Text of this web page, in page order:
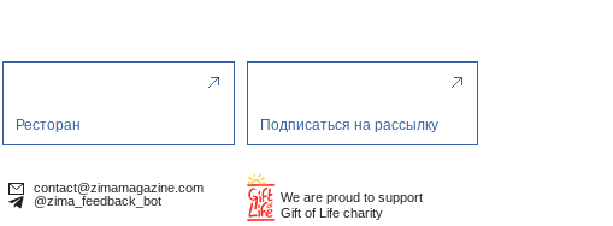
Ресторан Подписаться на рассылку
contact@zimamagazine.com
@zima_feedback_bot
We are proud to support
Gift of Life charity